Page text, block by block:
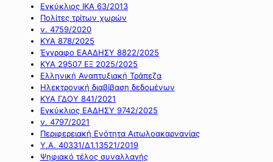
Εγκύκλιος ΙΚΑ 63/2013
Πολίτες τρίτων χωρών
ν. 4759/2020
ΚΥΑ 878/2025
Έγγραφο ΕΑΑΔΗΣΥ 8822/2025
ΚΥΑ 29507 ΕΞ 2025/2025
Ελληνική Αναπτυξιακή Τράπεζα
Ηλεκτρονική διαβίβαση δεδομένων
ΚΥΑ ΓΔΟΥ 841/2021
Εγκύκλιος ΕΑΔΗΣΥ 9742/2025
ν. 4797/2021
Περιφερειακή Ενότητα Αιτωλοακαρνανίας
Υ.Α. 40331/Δ1.13521/2019
Ψηφιακό τέλος συναλλαγής